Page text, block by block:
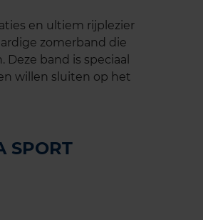
en ultiem rijplezier
zomerband die
band is speciaal
willen sluiten op het
SPORT